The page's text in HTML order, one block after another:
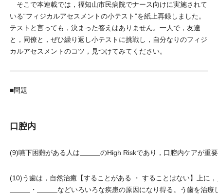
そこで本連載では，福知山市民病院でナース向けに実施されて
いる“フィジカルアセスメントの小テスト”を紙上再録しました。
テストと言っても，決まった答えはありません。一人で，友達
と，同僚と，ぜひ繰り返し小テストに挑戦し，自分なりのフィジ
カルアセスメントのコツ，見つけてみてください。
■問題
口腔内
(9)嚥下困難がある人は のHigh Riskであり，口腔内ケアが重
(10)う歯は，自然治癒【することがある ・ することはない】上に，
・
などいろいろな疾患の原因になり得る。う歯を治療